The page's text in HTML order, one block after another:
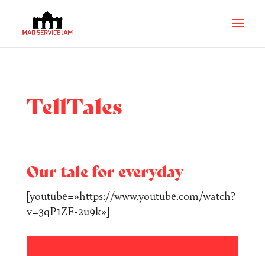
TellTales
Our tale for everyday
[youtube=»https://www.youtube.com/watch?
v=3qP1ZF-2u9k»]